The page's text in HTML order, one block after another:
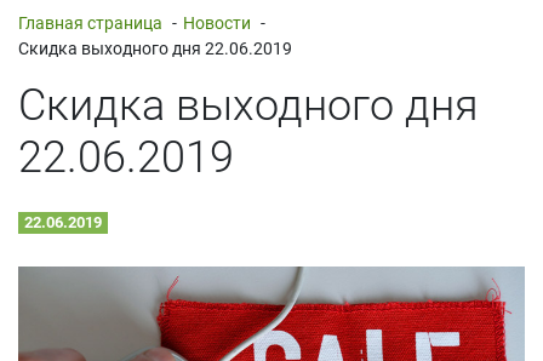
Главная страница - Новости -
Скидка выходного дня 22.06.2019
Скидка выходного дня
22.06.2019
22.06.2019